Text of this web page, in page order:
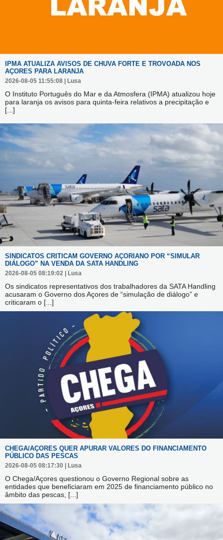
IPMA ATUALIZA AVISOS DE CHUVA FORTE E TROVOADA NOS
AÇORES PARA LARANJA
2026-08-05 11:55:08 | Lusa
O Instituto Português do Mar e da Atmosfera (IPMA) atualizou hoje
para laranja os avisos para quinta-feira relativos a precipitação e
[...]
SINDICATOS CRITICAM GOVERNO AÇORIANO POR “SIMULAR
DIÁLOGO” NA VENDA DA SATA HANDLING
2026-08-05 08:19:02 | Lusa
Os sindicatos representativos dos trabalhadores da SATA Handling
acusaram o Governo dos Açores de “simulação de diálogo” e
criticaram o [...]
CHEGA/AÇORES QUER APURAR VALORES DO FINANCIAMENTO
PÚBLICO DAS PESCAS
2026-08-05 08:17:30 | Lusa
O Chega/Açores questionou o Governo Regional sobre as
entidades que beneficiaram em 2025 de financiamento público no
âmbito das pescas, [...]